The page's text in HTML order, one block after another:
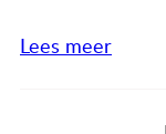
Lees meer